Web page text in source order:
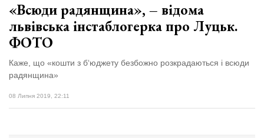
«Всюди радянщина», – відома
львівська інстаблогерка про Луцьк.
ФОТО
Каже, що «кошти з б‘юджету безбожно розкрадаються і всюди
радянщина»
08 Липня 2019, 22:11